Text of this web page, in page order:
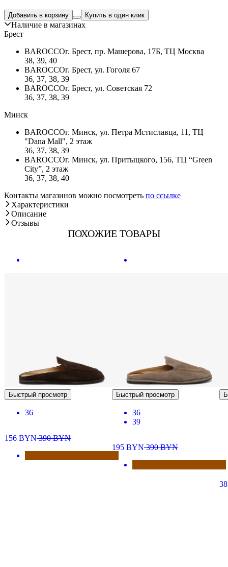
Добавить в корзину Купить в один клик
Наличие в магазинах
Брест
BAROCCOг. Брест, пр. Машерова, 17Б, ТЦ Москва
38, 39, 40
BAROCCOг. Брест, ул. Гоголя 67
36, 37, 38, 39
BAROCCOг. Брест, ул. Советская 72
36, 37, 38, 39
Минск
BAROCCOг. Минск, ул. Петра Мстиславца, 11, ТЦ
"Dana Mall", 2 этаж
36, 37, 38, 39
BAROCCOг. Минск, ул. Притыцкого, 156, ТЦ “Green
City”, 2 этаж
36, 37, 38, 40
Контакты магазинов можно посмотреть по ссылке
Характеристики
Описание
Отзывы
ПОХОЖИЕ ТОВАРЫ
Быстрый просмотр
36
156 BYN390BYN
Быстрый просмотр
36
39
195 BYN390BYN